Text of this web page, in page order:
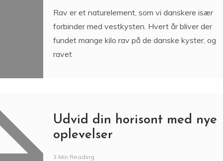
Rav er et naturelement, som vi danskere især
forbinder med vestkysten. Hvert år bliver der
fundet mange kilo rav på de danske kyster, og
ravet
Udvid din horisont med nye
oplevelser
3 Min Reading